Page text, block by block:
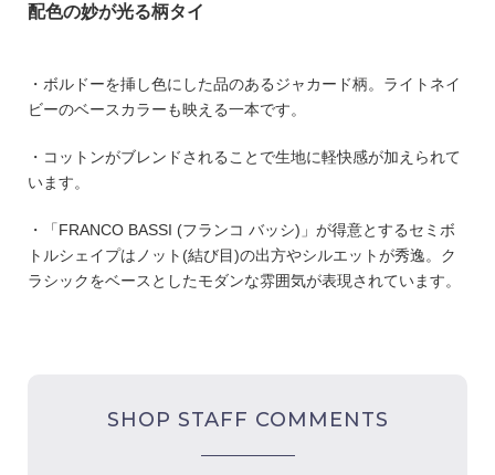
配色の妙が光る柄タイ
・ボルドーを挿し色にした品のあるジャカード柄。ライトネイ
ビーのベースカラーも映える一本です。
・コットンがブレンドされることで生地に軽快感が加えられて
います。
・「FRANCO BASSI (フランコ バッシ)」が得意とするセミボ
トルシェイプはノット(結び目)の出方やシルエットが秀逸。ク
ラシックをベースとしたモダンな雰囲気が表現されています。
SHOP STAFF COMMENTS